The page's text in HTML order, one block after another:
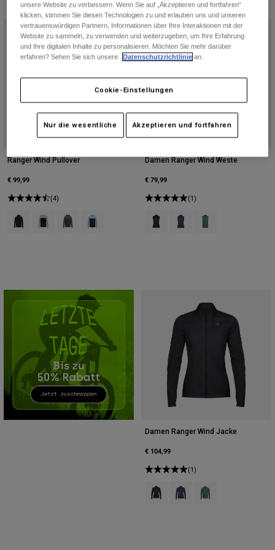
MTB entdecken
MTB Ratgeber
Moto entdecken
Product Help
Motorradausrüstung Ratgeber
Helm-Pflegeanleitung
Stiefel-Pflegeanleitung
T-shirts
Hoodies und Pullover
Alle anzeigen
Zubehör
Hüte & Mützen
Socken
Stickers
Sonstiges Zubehör
Alle anzeigen
Jacken
Socken
Alle anzeigen
Hoodies und Pullover
Jacken
Hosen
Kurze Hosen
Badehosen
Alles in Accessoires
Taschen & Rucksäcke
Hüte & Mützen
Alle anzeigen
Ranger Wind Pullover
€ 99,99
(4)
Product swatch type of Schwarz.
Product swatch type of Kreideweiß.
Product swatch type of Salbei Grün.
Product swatch type of Vintage Wash Blau.
Damen Ranger Wind Weste
€ 79,99
(1)
Product swatch type of Schwarz.
Product swatch type of
Product swatch
Damen Ranger Wind Jacke
€ 104,99
(1)
Product swatch type of Schwarz.
Product swatch type of
Product swatch
unsere Website zu verbessern. Wenn Sie auf „Akzeptieren und fortfahren“
klicken, stimmen Sie diesen Technologien zu und erlauben uns und unseren
vertrauenswürdigen Partnern, Informationen über Ihre Interaktionen mit der
Website zu sammeln, zu verwenden und weiterzugeben, um Ihre Erfahrung
und Ihre digitalen Inhalte zu personalisieren. Möchten Sie mehr darüber
erfahren? Sehen Sie sich unsere
Datenschutzrichtlinie an.
Cookie-Einstellungen
Nur die wesentliche Akzeptieren und fortfahren